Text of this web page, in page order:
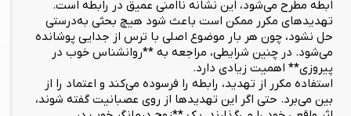
ابطه مطرح می‌شود، این نشانه ناامنی عمیق در رابطه است.
تهدیدهای مکرر ممکن است باعث شود هیچ بحثی به‌درستی
حل نشود، چون هر بار موضوع اصلی با ترس از جدایی پوشانده
می‌شود. در چنین شرایطی، مراجعه به **روانشناس خوب در
پیروزی** اهمیت زیادی دارد.
استفاده مکرر از تهدید، رابطه را فرسوده می‌کند و اعتماد را از
بین می‌برد. حتی اگر این تهدیدها از روی عصبانیت گفته شوند،